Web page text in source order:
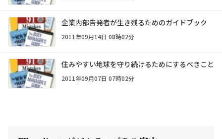
企業内部告発者が生き残るためのガイドブック
2011年09月14日 08時02分
住みやすい地球を守り続けるためにするべきこと
2011年09月07日 07時02分